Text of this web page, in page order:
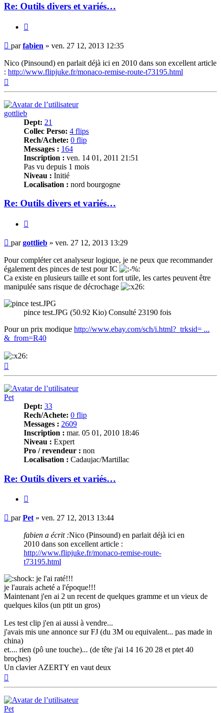
Re: Outils divers et variés…
Message
parfabien » ven. 27 12, 2013 12:35
Nico (Pinsound) en parlait déjà ici en 2010 dans son excellent article
: http://www.flipjuke.fr/monaco-remise-route-t73195.html
gottlieb
Dept: 21
Collec Perso: 4 flips
Rech/Achete: 0 flip
Messages : 164
Inscription : ven. 14 01, 2011 21:51
Pas vu depuis 1 mois
Niveau : Initié
Localisation : nord bourgogne
Re: Outils divers et variés…
Message
pargottlieb » ven. 27 12, 2013 13:29
Pour compléter cet analyseur logique, je ne peux que recommander
également des pinces de test pour IC
Ca existe en plusieurs taille et sont fort utile, les cartes peuvent être
manipulée sans risque de décrochage
pince test.JPG (50.92 Kio) Consulté 23190 fois
Pour un prix modique http://www.ebay.com/sch/i.html?_trksid= ...
&_from=R40
Pet
Dept: 33
Rech/Achete: 0 flip
Messages : 2609
Inscription : mar. 05 01, 2010 18:46
Niveau : Expert
Pro / revendeur : non
Localisation : Cadaujac/Martillac
Re: Outils divers et variés…
Message
parPet» ven. 27 12, 2013 13:44
fabien a écrit :Nico (Pinsound) en parlait déjà ici en
2010 dans son excellent article :
http://www.flipjuke.fr/monaco-remise-route-
t73195.html
je l'ai raté!!!
je l'aurais acheté a l'époque!!!
Maintenant j'en ai 2 un recent de quelques gramme et un vieux de
quelques kilos (un ptit un gros)
Les test clip j'en ai aussi à vendre...
j'avais mis une annonce sur FJ (du 3M ou equivalent... pas made in
china)
et.... rien (pô une touche)... (de tête j'ai 14 16 20 28 et ptet 40
broçhes)
Un clavier AZERTY en vaut deux
Pet